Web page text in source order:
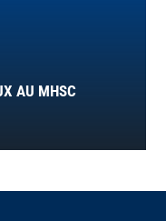
AU MHSC